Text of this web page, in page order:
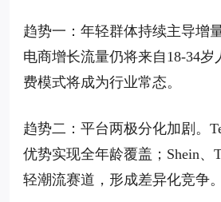
趋势一：年轻群体持续主导增
电商增长流量仍将来自18-34岁
费模式将成为行业常态。
趋势二：平台两极分化加剧。
优势实现全年龄覆盖；Shein、
轻潮流赛道，形成差异化竞争。